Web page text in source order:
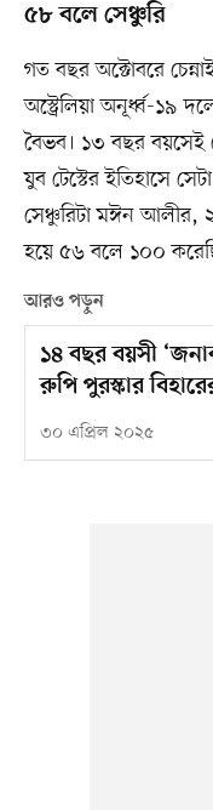
৫৮ বলে সেঞ্চুরি
গত বছর অক্টোবরে
অস্ট্রেলিয়া অনূর্ধ্ব-১৯
বৈভব। ১৩ বছর বয়সেই
যুব টেস্টের ইতিহাসে
সেঞ্চুরিটা মঈন আলীর,
হয়ে ৫৬ বলে ১০০
আরও পড়ুন
১৪ বছর বয়সী
রুপি পুরস্কার
৩০ এপ্রিল ২০২৫